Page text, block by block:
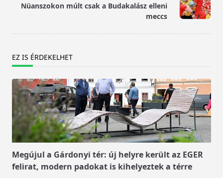
reader-
Nüanszokon múlt csak a Budakalász elleni
meccs
EZ IS ÉRDEKELHET
Megújul a Gárdonyi tér: új helyre került az EGER
felirat, modern padokat is kihelyeztek a térre